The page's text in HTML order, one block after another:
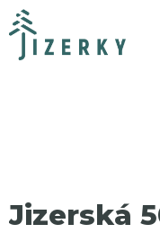
Jizerská